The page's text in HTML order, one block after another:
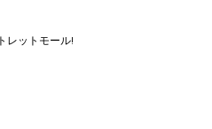
レットモール!